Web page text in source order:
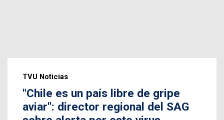
TVU Noticias
"Chile es un país libre de gripe
aviar": director regional del SAG